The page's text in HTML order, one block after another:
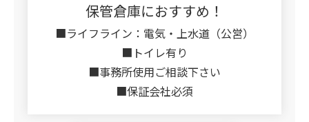
保管倉庫におすすめ！
■ライフライン：電気・上水道（公営）
■トイレ有り
■事務所使用ご相談下さい
■保証会社必須